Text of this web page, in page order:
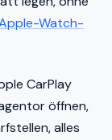
Watch-
CarPlay
öffnen,
alles